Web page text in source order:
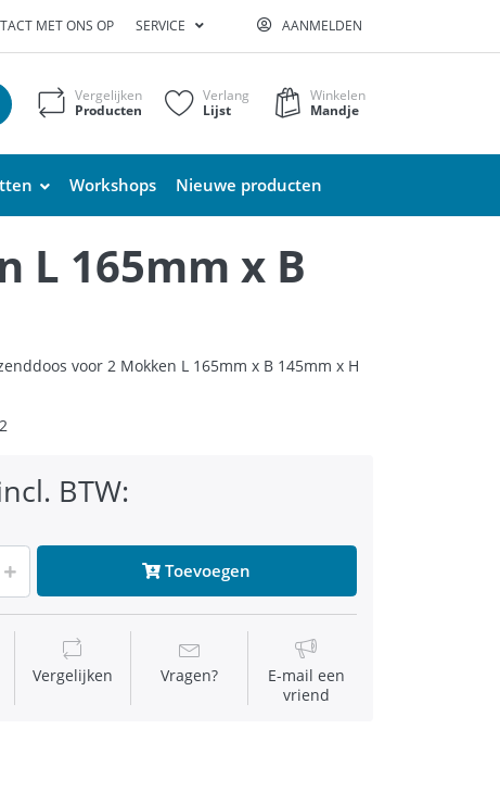
MET ONS OP SERVICE AANMELDEN
Vergelijken
Producten
Verlang
Lijst
Winkelen
Mandje
Workshops Nieuwe producten
L 165mm x B
voor 2 Mokken L 165mm x B 145mm x H
BTW:
Toevoegen
Vergelijken Vragen?
E-mail een
vriend